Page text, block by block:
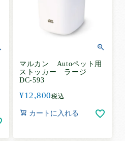
マルカン Autoペット用
ストッカー ラージ
DC-593
¥12,800税込
カートに入れる